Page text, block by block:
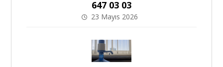
647 03 03
23 Mayıs 2026